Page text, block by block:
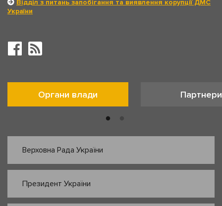
Відділ з питань запобігання та виявлення корупції ДМС
України
Органи влади Партнери
Верховна Рада України
Президент України